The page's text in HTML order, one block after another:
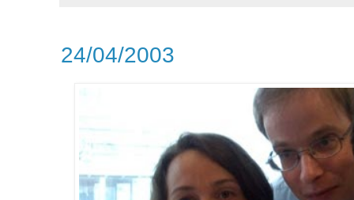
24/04/2003